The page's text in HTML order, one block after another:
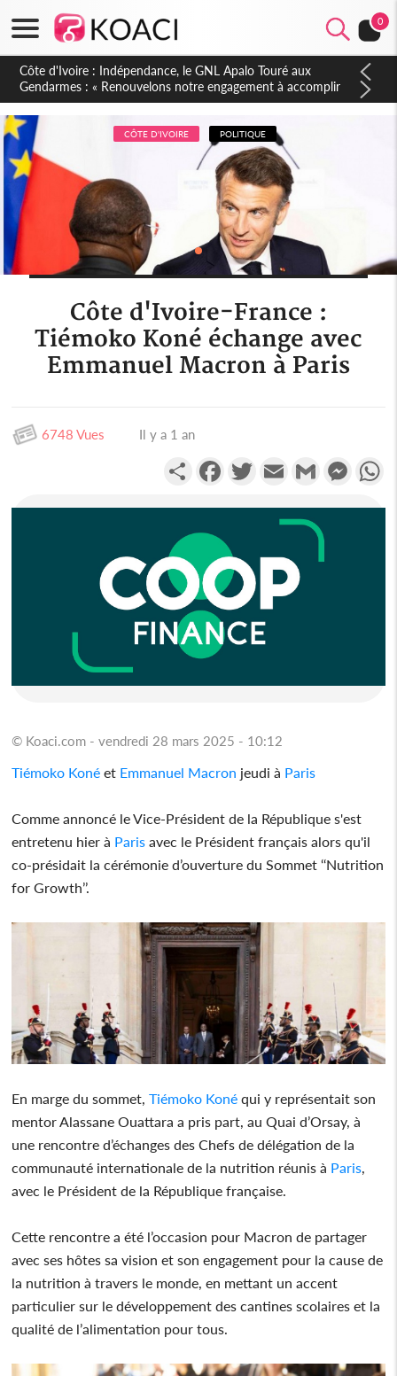
0
Sierra Leone : Un projet de réforme constitutionnelle en
gestation, points clés des amendements, un exclu d'avance
CÔTE D'IVOIRE POLITIQUE
Côte d'Ivoire-France :
Tiémoko Koné échange avec
Emmanuel Macron à Paris
6748 Vues Il y a 1 an
PartagerFacebookTwitterEmail Gmail
© Koaci.com - vendredi 28 mars 2025 - 10:12
Tiémoko Koné et Emmanuel Macron jeudi à Paris
Comme annoncé le Vice-Président de la République s'est
entretenu hier à Paris avec le Président français alors qu'il
co-présidait la cérémonie d’ouverture du Sommet ‘‘Nutrition
for Growth’’.
En marge du sommet,Tiémoko Koné qui y représentait son
mentor Alassane Ouattara a pris part, au Quai d’Orsay, à
une rencontre d’échanges des Chefs de délégation de la
communauté internationale de la nutrition réunis à Paris
avec le Président de la République française.
Cette rencontre a été l’occasion pour Macron de partager
avec ses hôtes sa vision et son engagement pour la cause de
la nutrition à travers le monde, en mettant un accent
particulier sur le développement des cantines scolaires et la
qualité de l’alimentation pour tous.